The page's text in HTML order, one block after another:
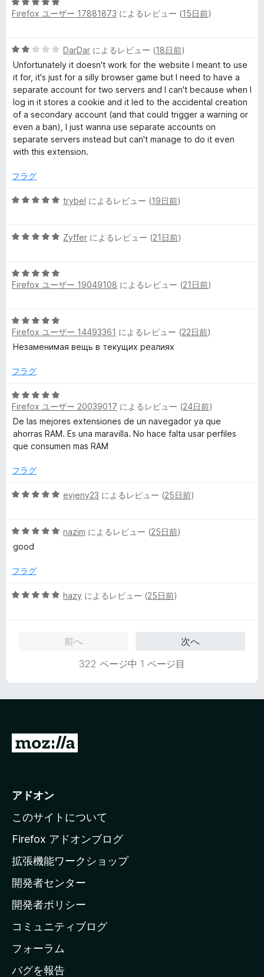
5
段
5
の
評
価
Firefox ユーザー 17881873 によるレビュー (15日前)
5
段
階
中
2
の
評
価
DarDar によるレビュー (18日前)
Unfortunately it doesn't work for the website I meant to use
it for, it's just for a silly browser game but I need to have a
separate account for two servers and I can't because when I
log in it stores a cookie and it led to the accidental creation
of a secondary account (and that could trigger a warning or
even a ban), I just wanna use separate accounts on
separate servers instead but can't manage to do it even
with this extension.
フラグ
5
中
評
価
trybel によるレビュー (19日前)
5
中
5
価
Zyffer によるレビュー (21日前)
5
段
5
の
評
Firefox ユーザー 19049108 によるレビュー (21日前)
5
段
階
5
評
価
Firefox ユーザー 14493361 によるレビュー (22日前)
Незаменимая вещь в текущих реалиях
フラグ
5
段
階
中
5
評
Firefox ユーザー 20039017 によるレビュー (24日前)
De las mejores extensiones de un navegador ya que
ahorras RAM. Es una maravilla. No hace falta usar perfiles
que consumen mas RAM
フラグ
5
中
5
評
evjeny23 によるレビュー (25日前)
5
段
中
の
nazim によるレビュー (25日前)
good
フラグ
5
hazy によるレビュー (25日前)
前へ
次へ
322 ページ中 1 ページ目
M
i
l
a
ホ
ー
ム
ー
ジ
へ
アドオン
このサイトについて
Firefox アドオンブログ
拡張機能ワークショップ
開発者センター
開発者ポリシー
コミュニティブログ
フォーラム
バグを報告